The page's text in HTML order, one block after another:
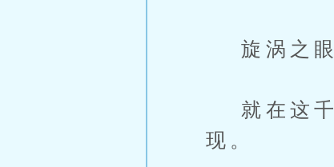
旋涡之眼
就在这千
现。